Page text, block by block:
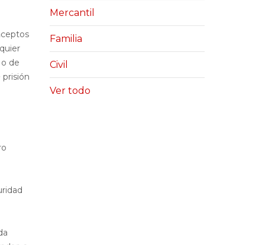
de
prisión
Mercantil
Familia
Civil
Ver todo